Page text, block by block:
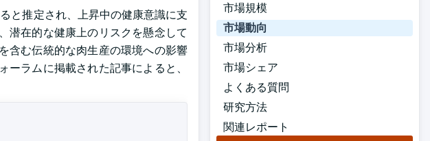
と推定され、上昇中の健康意識に支
潜在的な健康上のリスクを懸念して
含む伝統的な肉生産の環境への影響
ラムに掲載された記事によると、
市場規模
市場動向
市場分析
市場シェア
よくある質問
研究方法
関連レポート